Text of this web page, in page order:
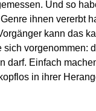
Und so
ihnen vererbt
kann das
sich vorgenommen:
darf. Einfach
in ihrer